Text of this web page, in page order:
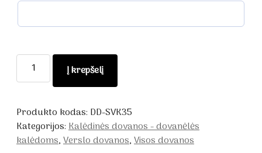
produkto
kiekis:
Kalėdinės
-
medaus
dovanėlė
Į krepšelį
Produkto kodas: DD-SVK35
Kategorijos:Kalėdinės dovanos - dovanėlės
kalėdoms,Verslo dovanos,Visos dovanos